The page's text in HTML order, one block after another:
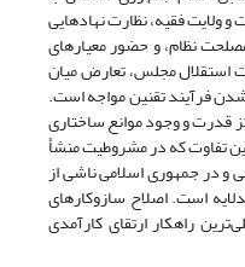
ولایت فقیه، نظارت نهادهایی
نظام، و حضور معیارهای
استقلال مجلس، تعارض میان
فرآیند تقنین مواجه است.
قدرت و وجود موانع ساختاری
تفاوت که در مشروطیت منشأ
در جمهوری اسلامی ناشی از
است. اصلاح سازوکارهای
راهکار ارتقای کارآمدی